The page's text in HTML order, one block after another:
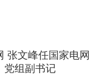
张文峰任国家电网
党组副书记